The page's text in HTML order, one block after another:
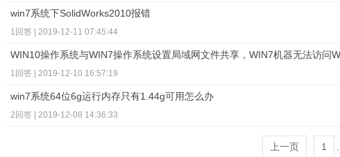
win7系统下SolidWorks2010报错
1回答 | 2019-12-11 07:45:44
WIN10操作系统与WIN7操作系统设置局域网文件共享，WIN7机器无法访问
1回答 | 2019-12-10 16:57:19
win7系统64位6g运行内存只有1.44g可用怎么办
2回答 | 2019-12-08 14:36:33
上一页 1